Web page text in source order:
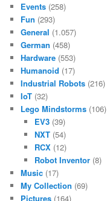
Events (258)
Fun (293)
General (1.057)
German (458)
Hardware (553)
Humanoid (17)
Industrial Robots (216)
IoT (32)
Lego Mindstorms (106)
EV3(39)
NXT(54)
RCX(12)
Robot Inventor(8)
Music (17)
My Collection (69)
Pictures (164)